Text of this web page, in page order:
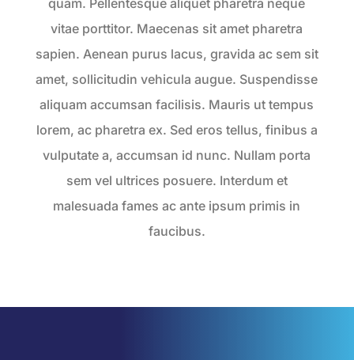
vitae porttitor. Maecenas sit amet pharetra
sapien. Aenean purus lacus, gravida ac sem sit
amet, sollicitudin vehicula augue. Suspendisse
aliquam accumsan facilisis. Mauris ut tempus
lorem, ac pharetra ex. Sed eros tellus, finibus a
vulputate a, accumsan id nunc. Nullam porta
sem vel ultrices posuere. Interdum et
malesuada fames ac ante ipsum primis in
faucibus.